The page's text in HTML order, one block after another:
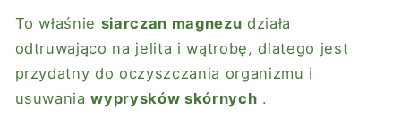
To właśnie siarczan magnezu działa
odtruwająco na jelita i wątrobę, dlatego jest
przydatny do oczyszczania organizmu i
usuwaniawyprysków skórnych .